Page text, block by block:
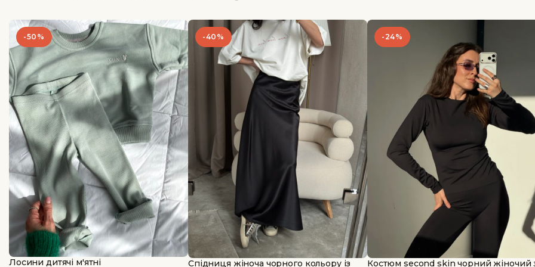
-50%
Лосини дитячі м'ятні
-40%
Спідниця жіноча чорного кольору із
-24%
Костюм second skin чорний жіночий